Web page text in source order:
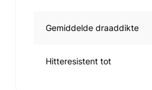
Gemiddelde draaddikte
Hitteresistent tot